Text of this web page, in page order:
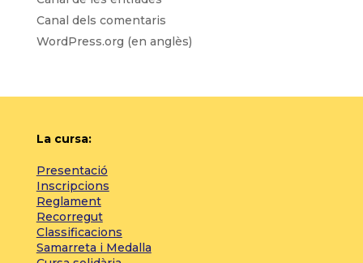
Canal dels comentaris
WordPress.org (en anglès)
La cursa:
Presentació
Inscripcions
Reglament
Recorregut
Classificacions
Samarreta i Medalla